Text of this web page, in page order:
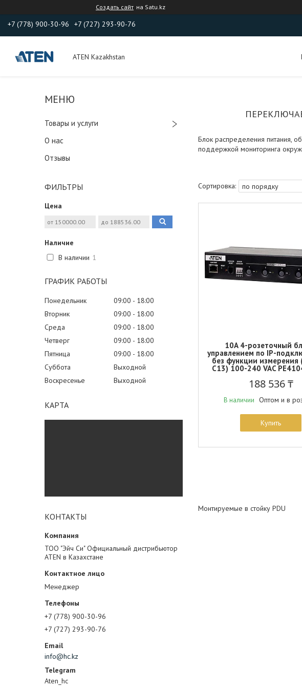
Создать сайт на Satu.kz
+7 (778) 900-30-96 +7 (727) 293-90-76
ATEN Kazakhstan
Товары и услуги
О нас
Отзывы
ФИЛЬТРЫ
Цена
Наличие
В наличии 1
ГРАФИК РАБОТЫ
Понедельник 09:00
18:00
Вторник
09:00
18:00
Среда
09:00
18:00
Четверг
09:00
18:00
Пятница
09:00
18:00
Суббота
Выходной
Воскресенье
Выходной
КАРТА
КОНТАКТЫ
ТОО "Эйч Си" Официальный дистрибьютор
ATEN в Казахстане
Менеджер
+7 (778) 900-30-96
+7 (727) 293-90-76
info@hc.kz
Aten_hc
Блок распределения питания,
поддержкой мониторинга
10A 4-розеточный
управлением по IP-
без функции измерения
C13) 100-240 VAC
188 536 ₸
В наличии Оптом и в
Купить
Монтируемые в стойку PDU